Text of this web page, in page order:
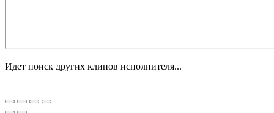
Идет поиск других клипов исполнителя...